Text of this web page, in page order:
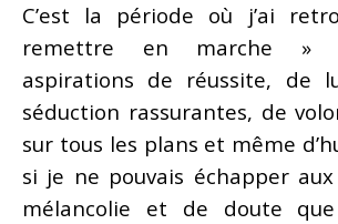
C’est la période où j’ai
remettre en marche »
aspirations de réussite, de
séduction rassurantes, de
sur tous les plans et même
si je ne pouvais échapper
mélancolie et de doute que